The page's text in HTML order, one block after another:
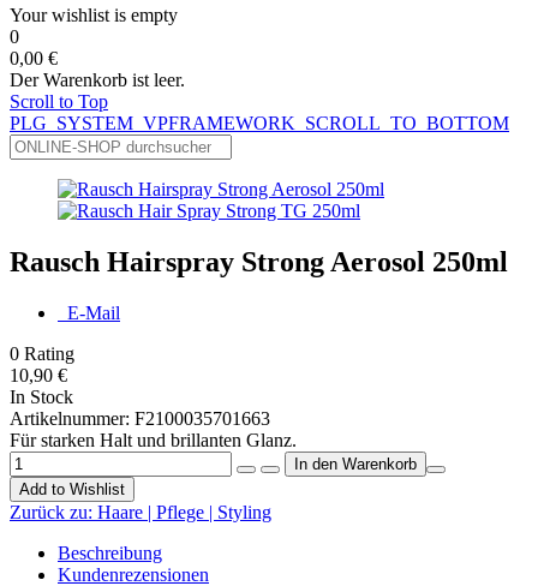
Your wishlist is empty
0
0,00 €
Der Warenkorb ist leer.
Scroll to Top
PLG_SYSTEM_VPFRAMEWORK_SCROLL_TO_BOTTOM
Rausch Hairspray Strong Aerosol 250ml
E-Mail
0 Rating
10,90 €
In Stock
Artikelnummer: F2100035701663
Für starken Halt und brillanten Glanz.
Add to Wishlist
Zurück zu: Haare | Pflege | Styling
Beschreibung
Kundenrezensionen